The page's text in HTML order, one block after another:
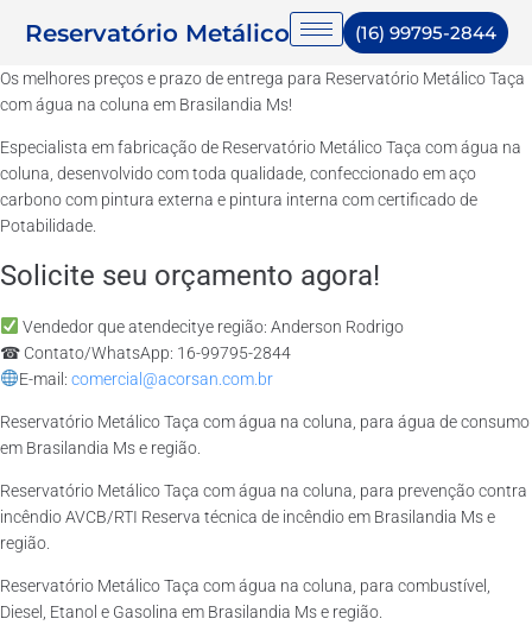
Reservatório Metálico (16) 99795-2844
Os melhores preços e prazo de entrega para Reservatório Metálico Taça
com água na coluna em Brasilandia Ms!
Especialista em fabricação de Reservatório Metálico Taça com água na
coluna, desenvolvido com toda qualidade, confeccionado em aço
carbono com pintura externa e pintura interna com certificado de
Potabilidade.
Solicite seu orçamento agora!
Vendedor que atendecitye região: Anderson Rodrigo
☎ Contato/WhatsApp: 16-99795-2844
E-mail: comercial@acorsan.com.br
Reservatório Metálico Taça com água na coluna, para água de consumo
em Brasilandia Ms e região.
Reservatório Metálico Taça com água na coluna, para prevenção contra
incêndio AVCB/RTI Reserva técnica de incêndio em Brasilandia Ms e
região.
Reservatório Metálico Taça com água na coluna, para combustível,
Diesel, Etanol e Gasolina em Brasilandia Ms e região.